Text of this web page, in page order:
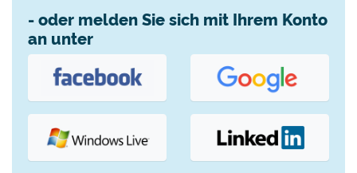
- oder melden Sie sich mit Ihrem Konto
an unter